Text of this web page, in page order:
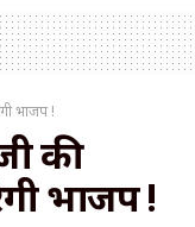
भाजप !
की
भाजप !